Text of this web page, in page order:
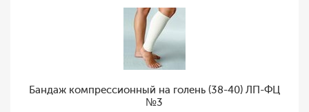
Бандаж компрессионный на голень (38-40) ЛП-ФЦ
№3